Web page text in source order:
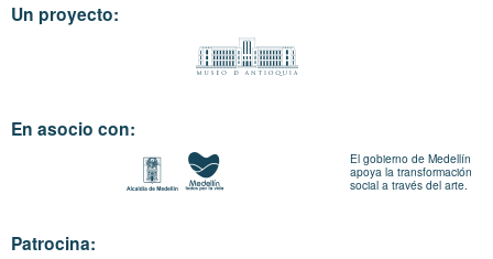
Un proyecto:
En asocio con:
El gobierno de Medellín
apoya la transformación
social a través del arte.
Patrocina: